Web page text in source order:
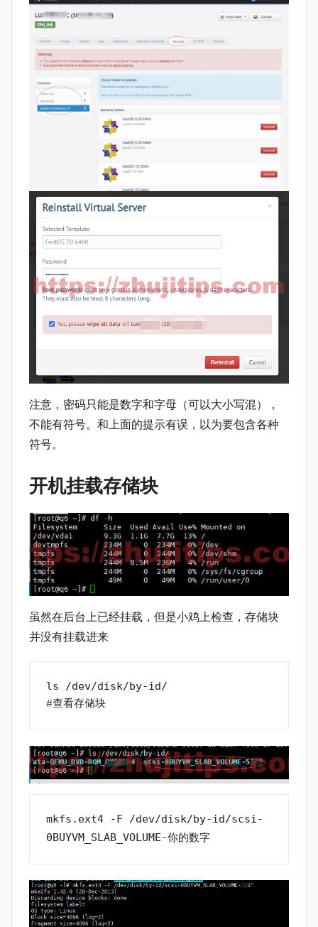
注意，密码只能是数字和字母（可以大小写混），
不能有符号。和上面的提示有误，以为要包含各种
符号。
开机挂载存储块
虽然在后台上已经挂载，但是小鸡上检查，存储块
并没有挂载进来
ls /dev/disk/by-id/
#查看存储块
mkfs.ext4 -F /dev/disk/by-id/scsi-
0BUYVM_SLAB_VOLUME-你的数字